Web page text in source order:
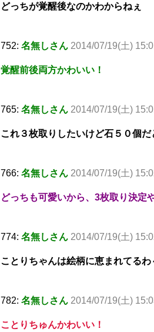
どっちが覚醒後なのかわからねぇ
752: 名無しさん 2014/07/19(土)
覚醒前後両方かわいい！
765: 名無しさん 2014/07/19(土)
これ３枚取りしたいけど石５０個だ
766: 名無しさん 2014/07/19(土)
どっちも可愛いから、3枚取り決定
774: 名無しさん 2014/07/19(土)
ことりちゃんは絵柄に恵まれてるわ
782: 名無しさん 2014/07/19(土)
ことりちゅんかわいい！